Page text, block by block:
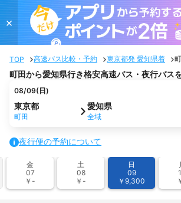
×
TOP 高速バス比較・予約 東京都発 愛知県着
町田から愛知県行き格安高速バス・夜行バス
08/09(日)
東京都
町田
愛知県
全域
夜行便の予約について
金
07
￥-
土
08
￥-
日
09
￥9,300